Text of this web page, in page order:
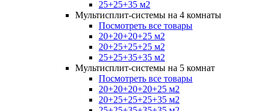
25+25+35 м2
Мультисплит-системы на 4 комнаты
Посмотреть все товары
20+20+20+25 м2
20+25+25+25 м2
25+25+35+35 м2
Мультисплит-системы на 5 комнат
Посмотреть все товары
20+20+20+20+25 м2
20+25+25+25+35 м2